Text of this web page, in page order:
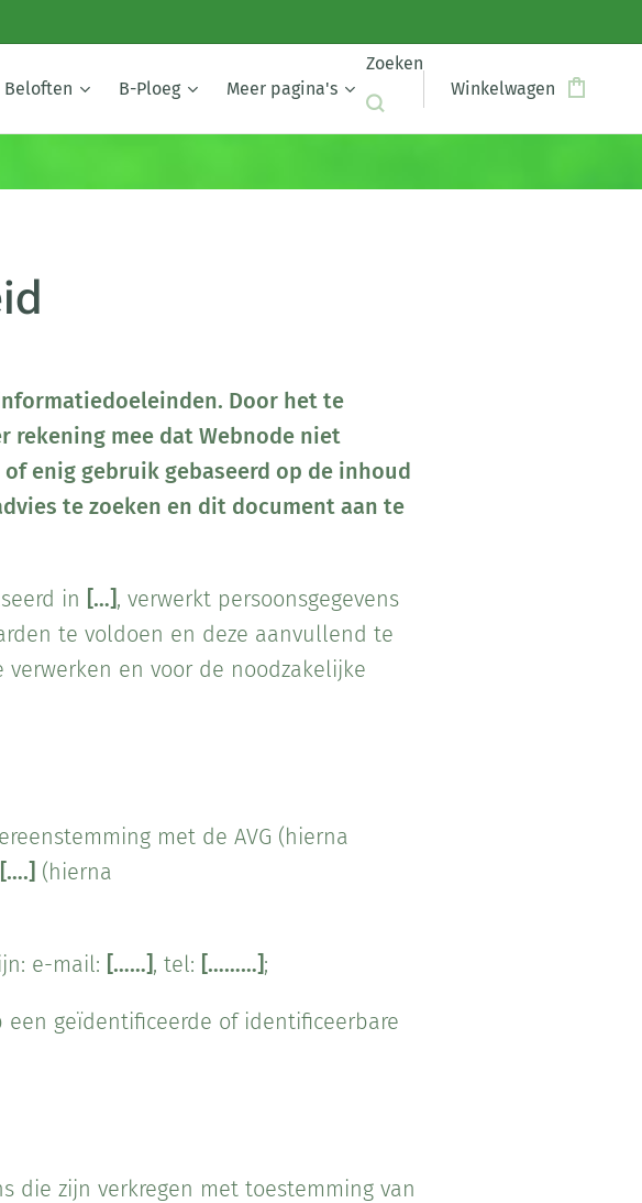
Beloften B-Ploeg Meer pagina's
Zoeken
Winkelwagen
Door het te
rekening mee dat Webnode niet
enig gebruik gebaseerd op de inhoud
te zoeken en dit document aan te
in […], verwerkt persoonsgegevens
te voldoen en deze aanvullend te
en voor de noodzakelijke
met de AVG (hierna
[….] (hierna
e-mail: [……], tel: [………];
geïdentificeerde of identificeerbare
die zijn verkregen met toestemming van